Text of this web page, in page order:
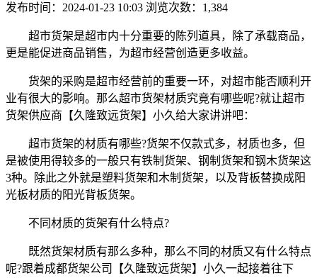
发布时间：2024-01-23 10:03 浏览次数：1,384
超市货架是超市内十分重要的陈列道具，除了承载商品，
更是能促进商品销售，为超市经营创造更多收益。
货架的采购是超市经营前的重要一环，对超市能否顺利开
业有很大的影响。那么超市货架材质究竟有哪些呢?就让超市
货架供应商【久隆致远货架】小久给大家讲讲吧：
超市货架的材质有哪些?货架不仅款式多，材质也多，但
是被使用得较多的一般只有铁制货架、钢制货架和钢木货架这
3种。除此之外就是塑料货架和木制货架，以及背板替换成阳
光板材质的阳光背板货架。
不同材质的货架有什么特点?
既然货架材质有那么多种，那么不同的材质又有什么特点
呢?跟着成都货架公司【久隆致远货架】小久一起接着往下